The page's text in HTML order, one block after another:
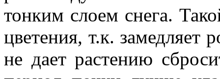
тонким слоем снега.
цветения, т.к. замедляет
не дает растению